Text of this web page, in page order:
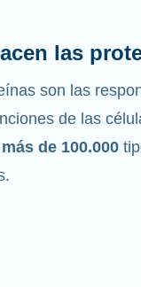
las
son las
de las
más de 100.000